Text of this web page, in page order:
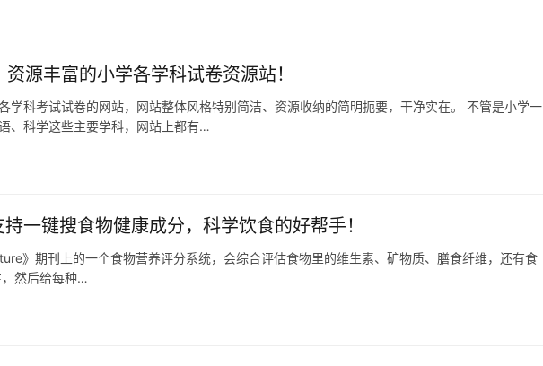
源丰富的小学各学科试卷资源站！
学科考试试卷的网站，网站整体风格特别简洁、资源收纳的简明扼要，干净实在。 不管是小学一
、科学这些主要学科，网站上都有…
一键搜食物健康成分，科学饮食的好帮手！
》期刊上的一个食物营养评分系统，会综合评估食物里的维生素、矿物质、膳食纤维，还有食
然后给每种…